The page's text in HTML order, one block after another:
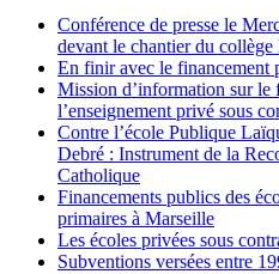
Conférence de presse le
devant le chantier du
En finir avec le financement
Mission d’information sur le
l’enseignement privé sous
Contre l’école Publique
Debré : Instrument de la
Catholique
Financements publics des
primaires à Marseille
Les écoles privées sous
Subventions versées entre